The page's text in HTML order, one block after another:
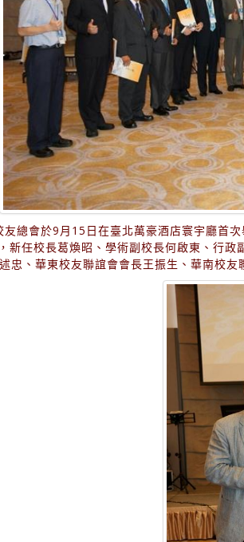
友總會於9月15日在臺北萬豪酒店寰宇廳首
新任校長葛煥昭、學術副校長何啟東、行
忠、華東校友聯誼會會長王振生、華南校